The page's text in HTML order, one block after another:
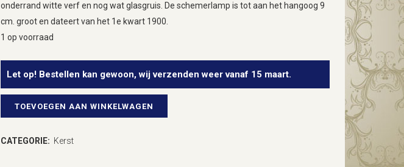
onderrand witte verf en nog wat glasgruis. De schemerlamp is tot aan het hangoog 9
cm. groot en dateert van het 1e kwart 1900.
1 op voorraad
Let op! Bestellen kan gewoon, wij verzenden weer vanaf 15 maart.
Antieke
TOEVOEGEN AAN WINKELWAGEN
CATEGORIE: Kerst